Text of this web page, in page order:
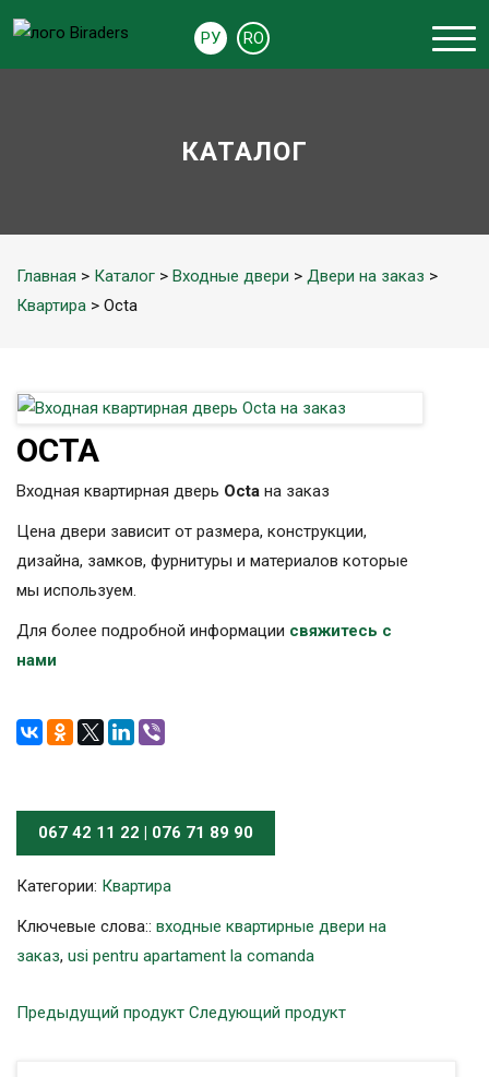
РУ RO
КАТАЛОГ
Главная > Каталог > Входные двери > Двери на заказ >
Квартира > Octa
OCTA
Входная квартирная дверь Octa на заказ
Цена двери зависит от размера, конструкции,
дизайна, замков, фурнитуры и материалов которые
мы используем.
Для более подробной информации свяжитесь с
нами
067 42 11 22 | 076 71 89 90
Категории: Квартира
Ключевые слова:: входные квартирные двери на
заказ, usi pentru apartament la comanda
Предыдущий продукт Следующий продукт